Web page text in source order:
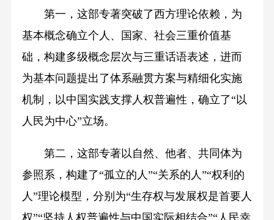
第一，这部专著突破了西方理论依赖，为
基本概念确立个人、国家、社会三重价值基
础，构建多级概念层次与三重话语表述，进而
为基本问题提出了体系融贯方案与精细化实施
机制，以中国实践支撑人权普遍性，确立了“以
人民为中心”立场。
第二，这部专著以自然、他者、共同体为
参照系，构建了“孤立的人”“关系的人”“权利的
人”理论模型，分别为“生存权与发展权是首要人